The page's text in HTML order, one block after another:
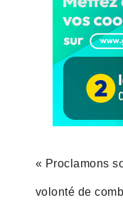
« Proclamons
volonté de